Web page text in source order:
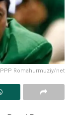
Romahurmuziy/net